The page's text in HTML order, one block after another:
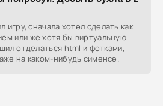
игру, сначала хотел сделать как
или же хотя бы виртуальную
отделаться html и фотками,
на каком-нибудь сименсе.